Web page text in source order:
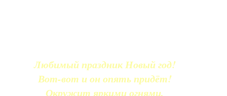
Любимый праздник Новый год!
Вот-вот и он опять придёт!
Окружит яркими огнями,